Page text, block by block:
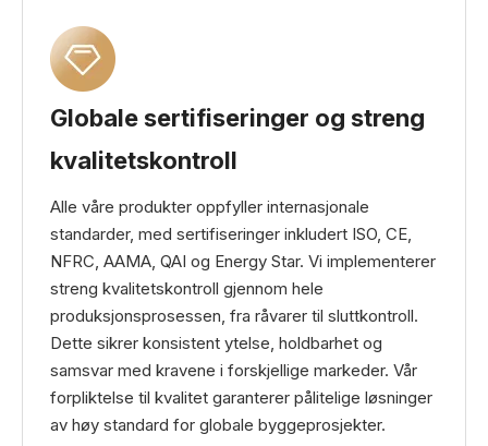
Globale sertifiseringer og streng
kvalitetskontroll
Alle våre produkter oppfyller internasjonale
standarder, med sertifiseringer inkludert ISO, CE,
NFRC, AAMA, QAI og Energy Star. Vi implementerer
streng kvalitetskontroll gjennom hele
produksjonsprosessen, fra råvarer til sluttkontroll.
Dette sikrer konsistent ytelse, holdbarhet og
samsvar med kravene i forskjellige markeder. Vår
forpliktelse til kvalitet garanterer pålitelige løsninger
av høy standard for globale byggeprosjekter.